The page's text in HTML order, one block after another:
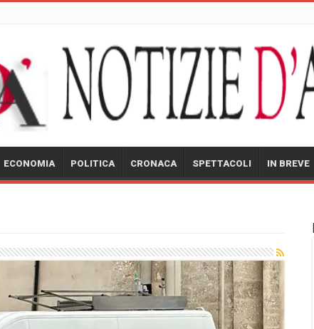
ECONOMIA POLITICA CRONACA SPETTACOLI IN BREVE